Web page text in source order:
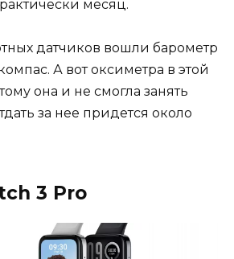
месяц.
датчиков вошли барометр
А вот оксиметра в этой
она и не смогла занять
за нее придется около
3 Pro